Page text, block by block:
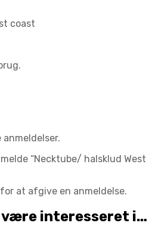
coast
anmeldelser.
“Necktube/ halsklud West
for at afgive en anmeldelse.
være interesseret i…